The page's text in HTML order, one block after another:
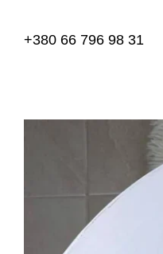
+380 66 796 98 31